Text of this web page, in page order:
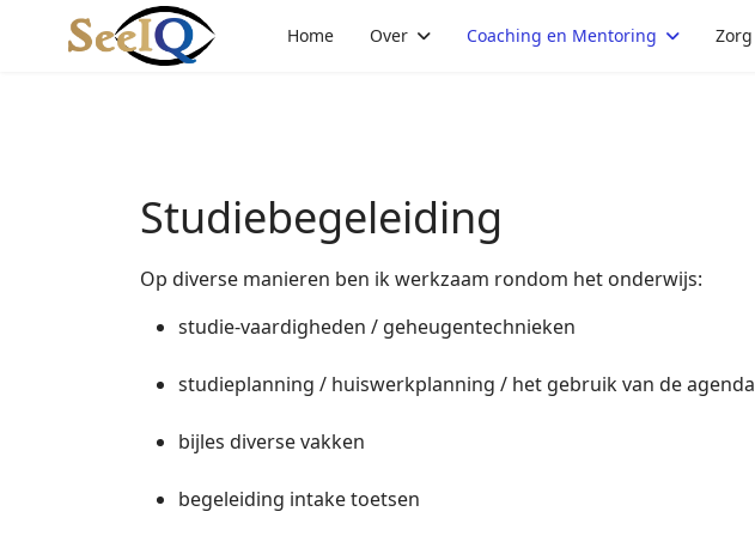
Home Over Coaching en Mentoring Zorg
Studiebegeleiding
Op diverse manieren ben ik werkzaam rondom het onderwijs:
studie-vaardigheden / geheugentechnieken
studieplanning / huiswerkplanning / het gebruik van de agenda
bijles diverse vakken
begeleiding intake toetsen